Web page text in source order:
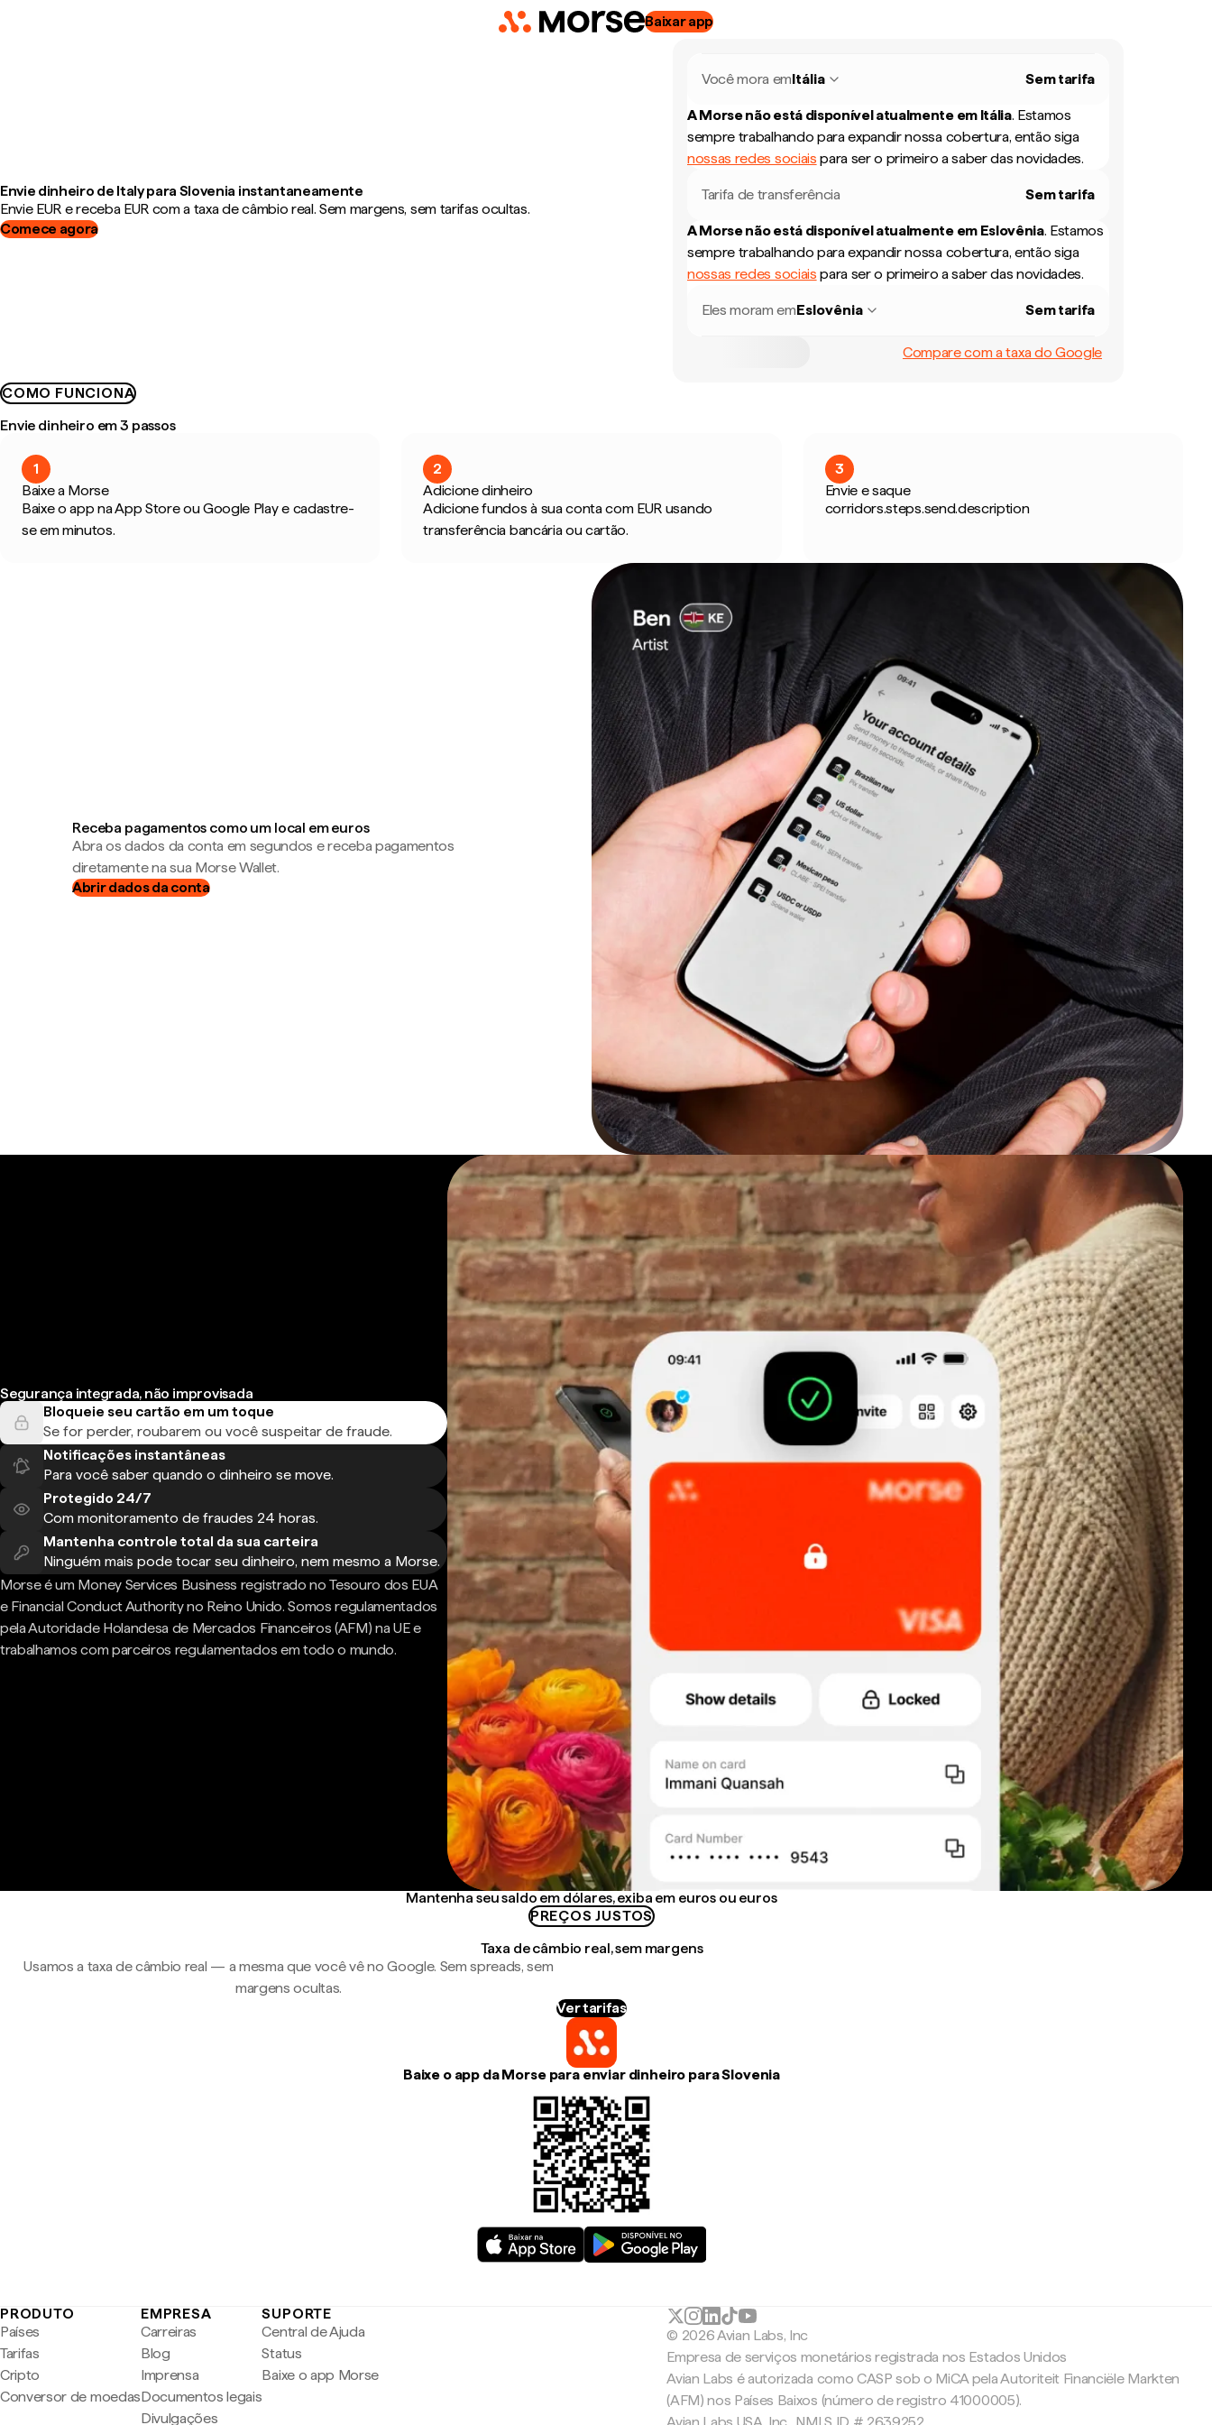
Baixar app
Envie dinheiro de Italy para Slovenia instantaneamente
Envie EUR e receba EUR com a taxa de câmbio real. Sem margens, sem tarifas ocultas.
Comece agora
Você mora emItália Sem tarifa
A Morse não está disponível atualmente em Itália. Estamos
sempre trabalhando para expandir nossa cobertura, então siga
nossas redes sociais para ser o primeiro a saber das novidades.
Tarifa de transferência Sem tarifa
A Morse não está disponível atualmente em Eslovênia. Estamos
sempre trabalhando para expandir nossa cobertura, então siga
nossas redes sociais para ser o primeiro a saber das novidades.
Eles moram emEslovênia Sem tarifa
Compare com a taxa do Google
COMO FUNCIONA
Envie dinheiro em 3 passos
1
Baixe a Morse
Baixe o app na App Store ou Google Play e cadastre-
se em minutos.
2
Adicione dinheiro
Adicione fundos à sua conta com EUR usando
transferência bancária ou cartão.
3
Envie e saque
corridors.steps.send.description
Receba pagamentos como um local em euros
Abra os dados da conta em segundos e receba pagamentos
diretamente na sua Morse Wallet.
Abrir dados da conta
Segurança integrada, não improvisada
Bloqueie seu cartão em um toque
Se for perder, roubarem ou você suspeitar de fraude.
Notificações instantâneas
Para você saber quando o dinheiro se move.
Protegido 24/7
Com monitoramento de fraudes 24 horas.
Mantenha controle total da sua carteira
Ninguém mais pode tocar seu dinheiro, nem mesmo a Morse.
Morse é um Money Services Business registrado no Tesouro dos EUA
e Financial Conduct Authority no Reino Unido. Somos regulamentados
pela Autoridade Holandesa de Mercados Financeiros (AFM) na UE e
trabalhamos com parceiros regulamentados em todo o mundo.
Mantenha seu saldo em dólares, exiba em euros ou euros
PREÇOS JUSTOS
Taxa de câmbio real, sem margens
Usamos a taxa de câmbio real — a mesma que você vê no Google. Sem spreads, sem
margens ocultas.
Ver tarifas
Baixe o app da Morse para enviar dinheiro para Slovenia
PRODUTO
Países
Tarifas
Cripto
Conversor de moedas
EMPRESA
Carreiras
Blog
Imprensa
Documentos legais
Divulgações
SUPORTE
Central de Ajuda
Status
Baixe o app Morse
© 2026 Avian Labs, Inc
Empresa de serviços monetários registrada nos Estados Unidos
Avian Labs é autorizada como CASP sob o MiCA pela Autoriteit Financiële Markten
(AFM) nos Países Baixos (número de registro 41000005).